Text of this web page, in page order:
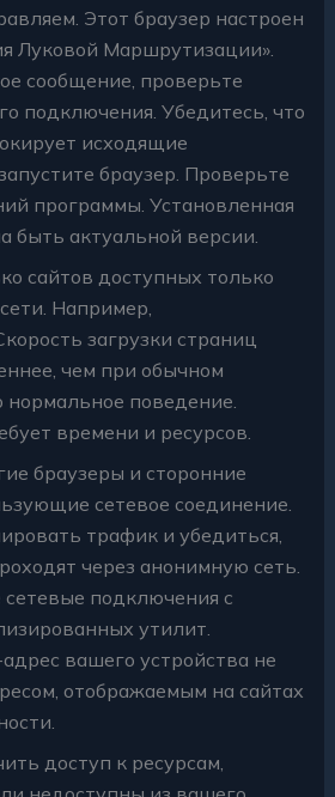
Этот браузер настроен
Луковой Маршрутизации».
сообщение, проверьте
подключения. Убедитесь, что
исходящие
браузер. Проверьте
программы. Установленная
быть актуальной версии.
сайтов доступных только
Например,
загрузки страниц
чем при обычном
поведение.
времени и ресурсов.
браузеры и сторонние
сетевое соединение.
трафик и убедиться,
через анонимную сеть.
подключения с
утилит.
вашего устройства не
отображаемым на сайтах
доступ к ресурсам,